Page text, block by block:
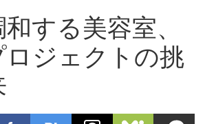
する美容室、
ロジェクトの挑